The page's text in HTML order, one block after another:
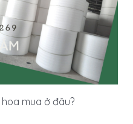
mua ở đâu?